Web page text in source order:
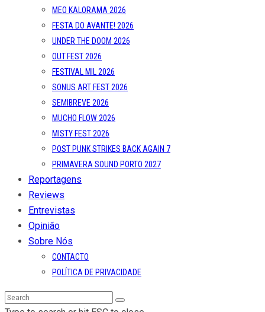
MEO KALORAMA 2026
FESTA DO AVANTE! 2026
UNDER THE DOOM 2026
OUT.FEST 2026
FESTIVAL MIL 2026
SONUS ART FEST 2026
SEMIBREVE 2026
MUCHO FLOW 2026
MISTY FEST 2026
POST PUNK STRIKES BACK AGAIN 7
PRIMAVERA SOUND PORTO 2027
Reportagens
Reviews
Entrevistas
Opinião
Sobre Nós
CONTACTO
POLÍTICA DE PRIVACIDADE